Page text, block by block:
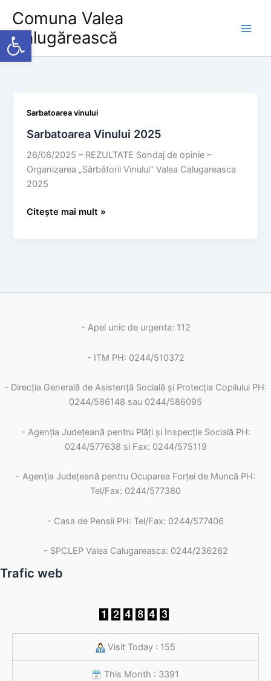
Deschide bara de unelte
content
Comuna Valea
Călugărească
Sarbatoarea vinului
Sarbatoarea Vinului 2025
26/08/2025 – REZULTATE Sondaj de opinie –
Organizarea „Sărbătorii Vinului” Valea Calugareasca
2025
Sarbatoarea
Citește mai mult »
- Apel unic de urgenta: 112
- ITM PH: 0244/510372
- Direcția Generală de Asistență Socială și Protecția Copilului PH:
0244/586148 sau 0244/586095
- Agenția Județeană pentru Plăți și Inspecție Socială PH:
0244/577638 si Fax: 0244/575119
- Agenţia Judeţeană pentru Ocuparea Forţei de Muncă PH:
Tel/Fax: 0244/577380
- Casa de Pensii PH: Tel/Fax: 0244/577406
- SPCLEP Valea Calugareasca: 0244/236262
Trafic web
Visit Today : 155
This Month : 3391